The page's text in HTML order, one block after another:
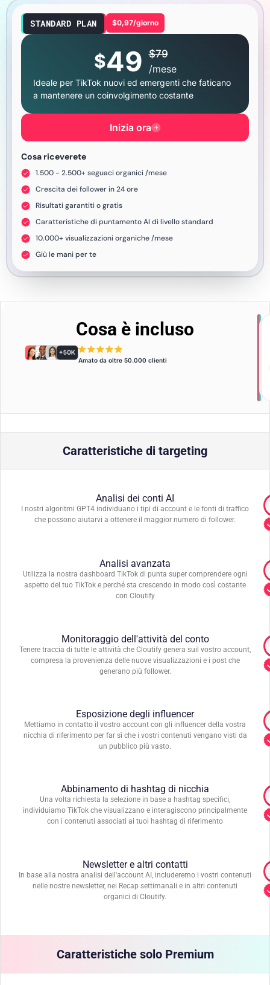
STANDARD PLAN $0,97/giorno
$49 $79
/mese
Ideale per TikTok nuovi ed emergenti che faticano
a mantenere un coinvolgimento costante
Inizia ora
Cosa riceverete
1.500 - 2.500+ seguaci organici /mese
Crescita dei follower in 24 ore
Risultati garantiti o gratis
Caratteristiche di puntamento AI di livello standard
10.000+ visualizzazioni organiche /mese
Giù le mani per te
Cosa è incluso
Amato da oltre 50.000 clienti
Caratteristiche di targeting
Analisi dei conti AI
I nostri algoritmi GPT4 individuano i tipi di account e le fonti di traffico
che possono aiutarvi a ottenere il maggior numero di follower.
Analisi avanzata
Utilizza la nostra dashboard TikTok di punta super comprendere ogni
aspetto del tuo TikTok e perché sta crescendo in modo così costante
con Cloutify
Monitoraggio dell'attività del conto
Tenere traccia di tutte le attività che Cloutify genera suil vostro account,
compresa la provenienza delle nuove visualizzazioni e i post che
generano più follower.
Esposizione degli influencer
Mettiamo in contatto il vostro account con gli influencer della vostra
nicchia di riferimento per far sì che i vostri contenuti vengano visti da
un pubblico più vasto.
Abbinamento di hashtag di nicchia
Una volta richiesta la selezione in base a hashtag specifici,
individuiamo TikTok che visualizzano e interagiscono principalmente
con i contenuti associati ai tuoi hashtag di riferimento
Newsletter e altri contatti
In base alla nostra analisi dell'account AI, includeremo i vostri contenuti
nelle nostre newsletter, nei Recap settimanali e in altri contenuti
organici di Cloutify.
Caratteristiche solo Premium